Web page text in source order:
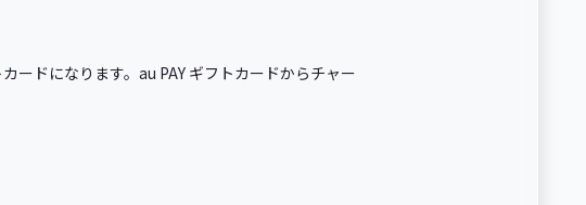
ードになります。au PAY ギフトカードからチャー